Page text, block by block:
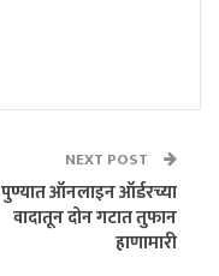
NEXT POST
पुण्यात ऑनलाइन ऑर्डरच्या
वादातून दोन गटात तुफान
हाणामारी